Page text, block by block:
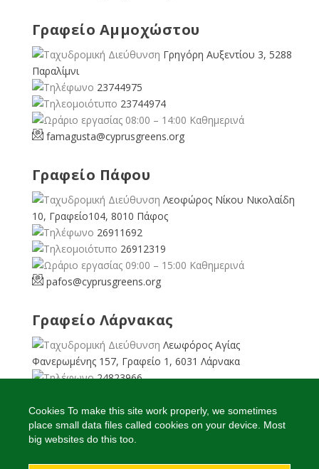
Γραφείο Αμμοχώστου
Γρηγόρη Αυξεντίου 3, 5288
Παραλίμνι
23744975
23744974
08:00 – 14:00 Καθημερινά
famagusta@cyprusgreens.org
Γραφείο Πάφου
Λεοφώρος Νίκου Νικολαίδη
10, Γραφείο104, 8010 Πάφος
26911692
26912319
09:00 – 15:00 Καθημερινά
pafos@cyprusgreens.org
Γραφείο Λάρνακας
Λεωφόρος Αγίας
Φανερωμένης 157, Γραφείο 1, 6031 Λάρνακα
24823966
08:00 – 16:00 Καθημερινά
larnaka@cyprusgreens. org
Cookies To make this site work properly, we sometimes
place small data files called cookies on your device. Most
big websites do this too.